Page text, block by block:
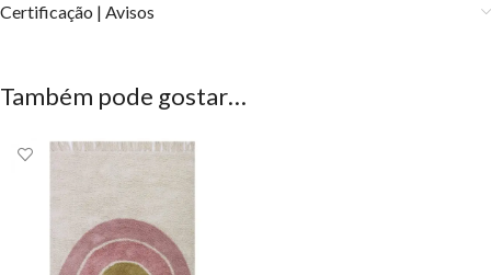
Certificação | Avisos
Também pode gostar…